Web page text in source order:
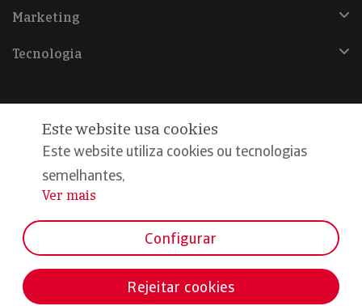
Marketing
Tecnologia
@Copyright 2026, Iberinform
Aviso legal
Política de cookies
Declaração de privacidade
Compromisso qualidade e segurança
Este website usa cookies
Este website utiliza cookies ou tecnologias
semelhantes,
...
Ver mais
Configurar
Rejeitar cookies